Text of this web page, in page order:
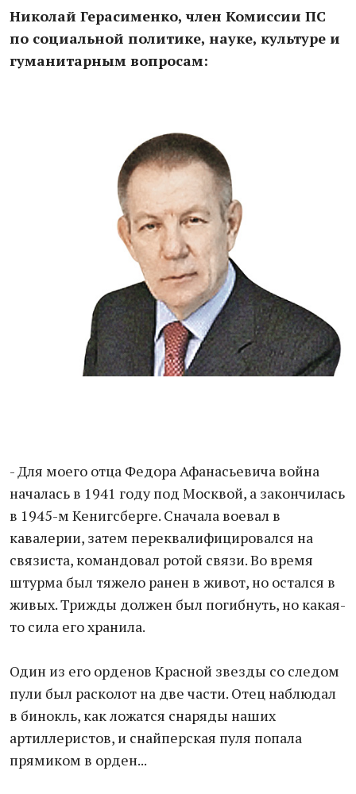
Николай Герасименко, член Комиссии ПС
по социальной политике, науке, культуре и
гуманитарным вопросам:
- Для моего отца Федора Афанасьевича война
началась в 1941 году под Москвой, а закончилась
в 1945-м Кенигсберге. Сначала воевал в
кавалерии, затем переквалифицировался на
связиста, командовал ротой связи. Во время
штурма был тяжело ранен в живот, но остался в
живых. Трижды должен был погибнуть, но какая-
то сила его хранила.
Один из его орденов Красной звезды со следом
пули был расколот на две части. Отец наблюдал
в бинокль, как ложатся снаряды наших
артиллеристов, и снайперская пуля попала
прямиком в орден...